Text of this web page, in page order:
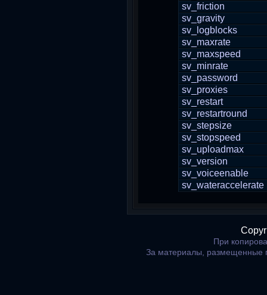
sv_friction
sv_gravity
sv_logblocks
sv_maxrate
sv_maxspeed
sv_minrate
sv_password
sv_proxies
sv_restart
sv_restartround
sv_stepsize
sv_stopspeed
sv_uploadmax
sv_version
sv_voiceenable
sv_wateraccelerate
При
За материалы, размещенные